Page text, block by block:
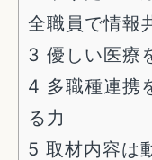
全職員で情報
3 優しい医療
4 多職種連携
る力
5 取材内容は